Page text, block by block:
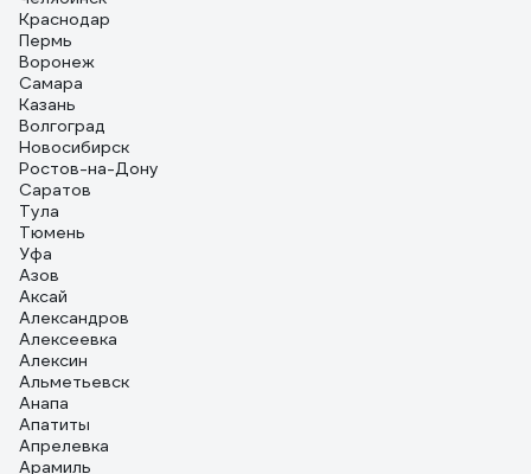
Краснодар
Пермь
Воронеж
Самара
Казань
Волгоград
Новосибирск
Ростов-на-Дону
Саратов
Тула
Тюмень
Уфа
Азов
Аксай
Александров
Алексеевка
Алексин
Альметьевск
Анапа
Апатиты
Апрелевка
Арамиль